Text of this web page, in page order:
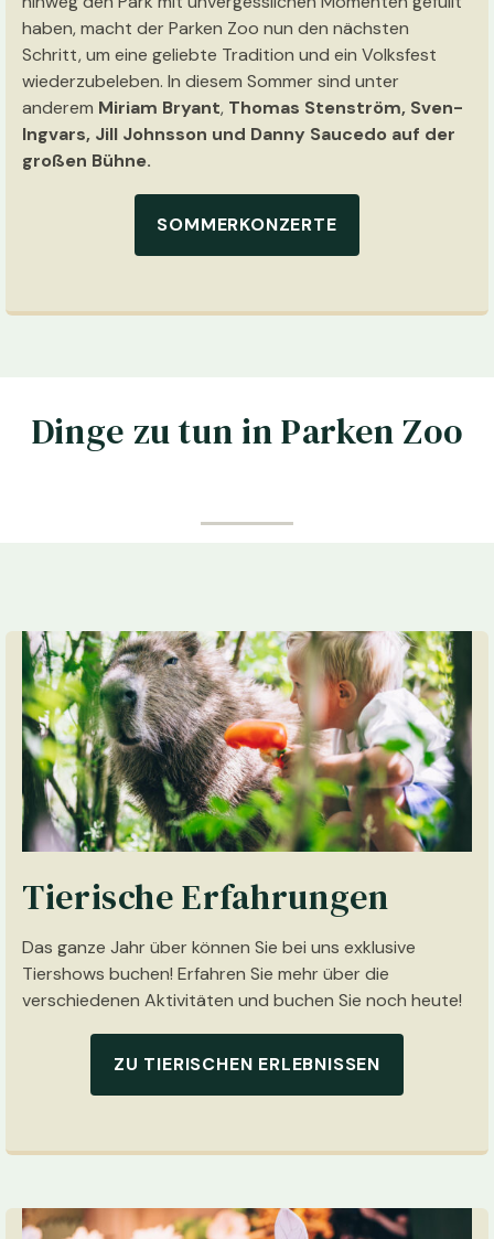
haben, macht der Parken Zoo nun den nächsten
Schritt, um eine geliebte Tradition und ein Volksfest
wiederzubeleben. In diesem Sommer sind unter
anderem Miriam Bryant, Thomas Stenström, Sven-
Ingvars, Jill Johnsson und Danny Saucedo auf der
großen Bühne.
SOMMERKONZERTE
Dinge zu tun in Parken Zoo
Tierische Erfahrungen
Das ganze Jahr über können Sie bei uns exklusive
Tiershows buchen! Erfahren Sie mehr über die
verschiedenen Aktivitäten und buchen Sie noch heute!
ZU TIERISCHEN ERLEBNISSEN